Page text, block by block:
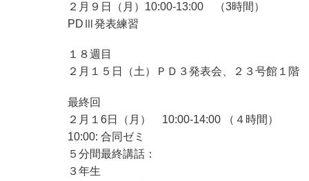
２月９日（月）10:00-13:00 （3時間）
PDⅢ発表練習
１８週目
２月１５日（土）ＰＤ３発表会、２３号館１階
最終回
２月１6日（月） 10:00-14:00 （４時間）
10:00: 合同ゼミ
５分間最終講話：
３年生